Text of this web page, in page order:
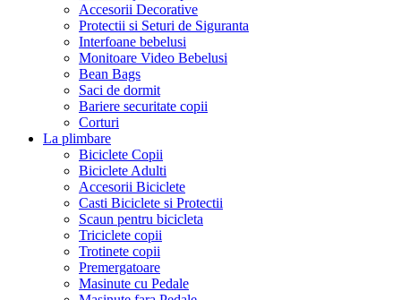
Accesorii Decorative
Protectii si Seturi de Siguranta
Interfoane bebelusi
Monitoare Video Bebelusi
Bean Bags
Saci de dormit
Bariere securitate copii
Corturi
La plimbare
Biciclete Copii
Biciclete Adulti
Accesorii Biciclete
Casti Biciclete si Protectii
Scaun pentru bicicleta
Triciclete copii
Trotinete copii
Premergatoare
Masinute cu Pedale